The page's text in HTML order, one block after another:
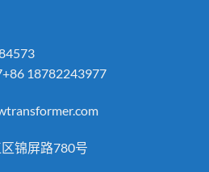
18782243977
锦屏路780号